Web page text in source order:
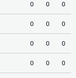
0 0 0
0 0 0
0 0 0
0 0 0